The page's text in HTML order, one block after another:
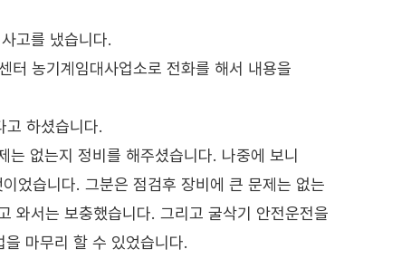
고를 냈습니다.
터 농기계임대사업소로 전화를 해서 내용을
고 하셨습니다.
없는지 정비를 해주셨습니다. 나중에 보니
었습니다. 그분은 점검후 장비에 큰 문제는 없는
와서는 보충했습니다. 그리고 굴삭기 안전운전을
마무리 할 수 있었습니다.